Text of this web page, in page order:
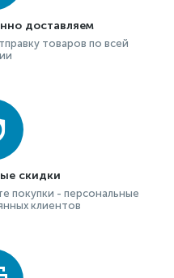
доставляем
товаров по всей
скидки
покупки - персональные
клиентов